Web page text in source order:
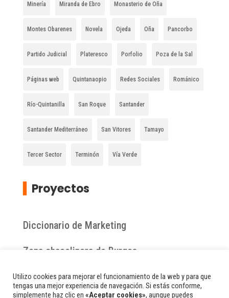
Minería Miranda de Ebro Monasterio de Oña
Montes Obarenes Novela Ojeda Oña Pancorbo
Partido Judicial Plateresco Porfolio Poza de la Sal
Páginas web Quintanaopio Redes Sociales Románico
Río-Quintanilla San Roque Santander
Santander Mediterráneo San Vitores Tamayo
Tercer Sector Terminón Vía Verde
Proyectos
Diccionario de Marketing
Zona chacolinera de Burgos
Comarca de la Bureba
Utilizo cookies para mejorar el funcionamiento de la web y para que
tengas una mejor experiencia de navegación. Si estás conforme,
simplemente haz clic en «Aceptar cookies», aunque puedes